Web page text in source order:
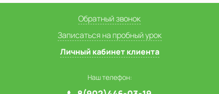
Обратный звонок
Записаться на пробный урок
Личный кабинет клиента
Наш телефон: